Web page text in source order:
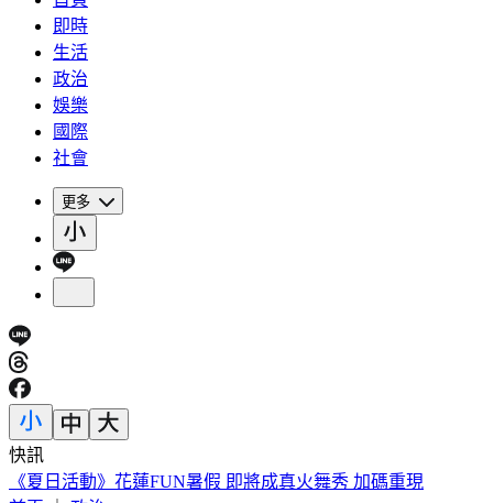
即時
生活
政治
娛樂
國際
社會
更多
快訊
188萬《龍藏經》賣掉了！大戶不甩7折 店員爆「付現買原價」